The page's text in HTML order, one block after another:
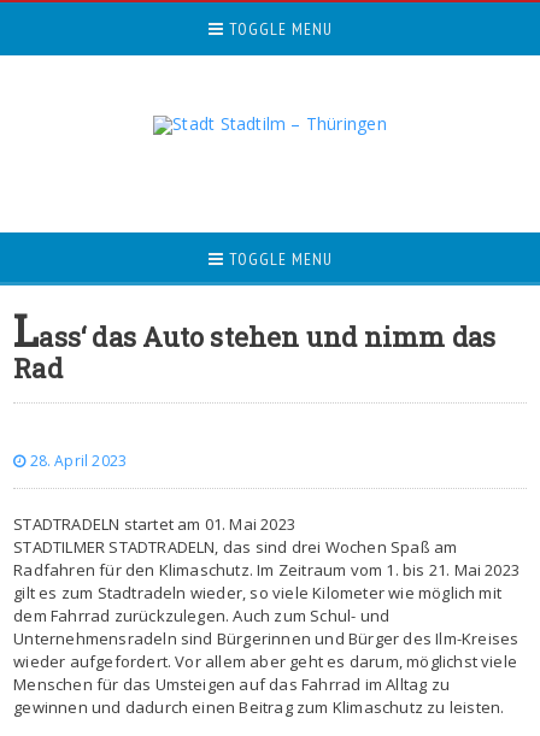
TOGGLE MENU
TOGGLE MENU
Lass‘ das Auto stehen und nimm das
Rad
28. April 2023
STADTRADELN startet am 01. Mai 2023
STADTILMER STADTRADELN, das sind drei Wochen Spaß am
Radfahren für den Klimaschutz. Im Zeitraum vom 1. bis 21. Mai 2023
gilt es zum Stadtradeln wieder, so viele Kilometer wie möglich mit
dem Fahrrad zurückzulegen. Auch zum Schul- und
Unternehmensradeln sind Bürgerinnen und Bürger des Ilm-Kreises
wieder aufgefordert. Vor allem aber geht es darum, möglichst viele
Menschen für das Umsteigen auf das Fahrrad im Alltag zu
gewinnen und dadurch einen Beitrag zum Klimaschutz zu leisten.